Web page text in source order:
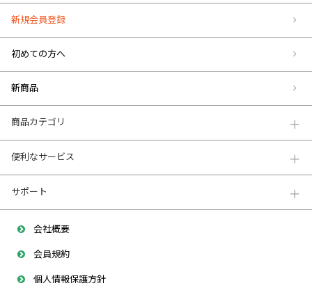
新規会員登録
初めての方へ
新商品
商品カテゴリ
便利なサービス
サポート
会社概要
会員規約
個人情報保護方針